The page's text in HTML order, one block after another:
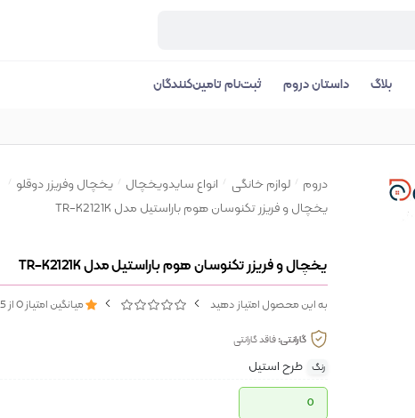
بلاگ داستان دروم ثبت‌نام تامین‌کنندگان
دروم لوازم خانگی انواع سایدویخچال
یخچال وفریزر دوقلو
یخچال و فریزر تکنوسان هوم باراستیل مدل TR-K2121K
یخچال و فریزر تکنوسان هوم باراستیل مدل TR-K2121K
به این محصول امتیاز دهید میانگین امتیاز0از5
گارانتی:فاقد گارانتی
رنگ
طرح استیل
0